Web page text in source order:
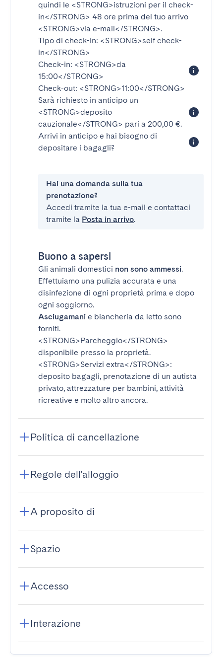
quindi le <STRONG>istruzioni per il check-
in</STRONG> 48 ore prima del tuo arrivo
<STRONG>via e-mail</STRONG>.
Tipo di check-in: <STRONG>self check-
in</STRONG>
Check-in: <STRONG>da
15:00</STRONG>
Check-out: <STRONG>11:00</STRONG>
Sarà richiesto in anticipo un
<STRONG>deposito
cauzionale</STRONG> pari a 200,00 €.
Arrivi in anticipo e hai bisogno di
depositare i bagagli?
Hai una domanda sulla tua
prenotazione?
Accedi tramite la tua e-mail e contattaci
tramite la Posta in arrivo.
Buono a sapersi
Gli animali domestici non sono ammessi.
Effettuiamo una pulizia accurata e una
disinfezione di ogni proprietà prima e dopo
ogni soggiorno.
Asciugamani e biancheria da letto sono
forniti.
<STRONG>Parcheggio</STRONG>
disponibile presso la proprietà.
<STRONG>Servizi extra</STRONG>:
deposito bagagli, prenotazione di un autista
privato, attrezzature per bambini, attività
ricreative e molto altro ancora.
Politica di cancellazione
Regole dell'alloggio
A proposito di
Spazio
Accesso
Interazione